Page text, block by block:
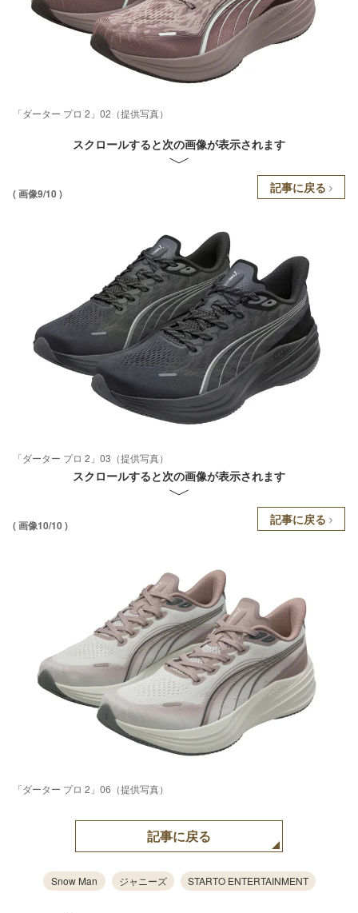
「ダーター プロ 2」02（提供写真）
スクロールすると次の画像が表示されます
( 画像9/10 ) 記事に戻る
「ダーター プロ 2」03（提供写真）
スクロールすると次の画像が表示されます
( 画像10/10 ) 記事に戻る
「ダーター プロ 2」06（提供写真）
記事に戻る
Snow Man ジャニーズ STARTO ENTERTAINMENT